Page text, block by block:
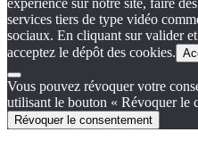
services tiers de type vidéo
sociaux. En cliquant sur valider
acceptez le dépôt des cookies.
Vous pouvez révoquer votre
utilisant le bouton « Révoquer le
Révoquer le consentement